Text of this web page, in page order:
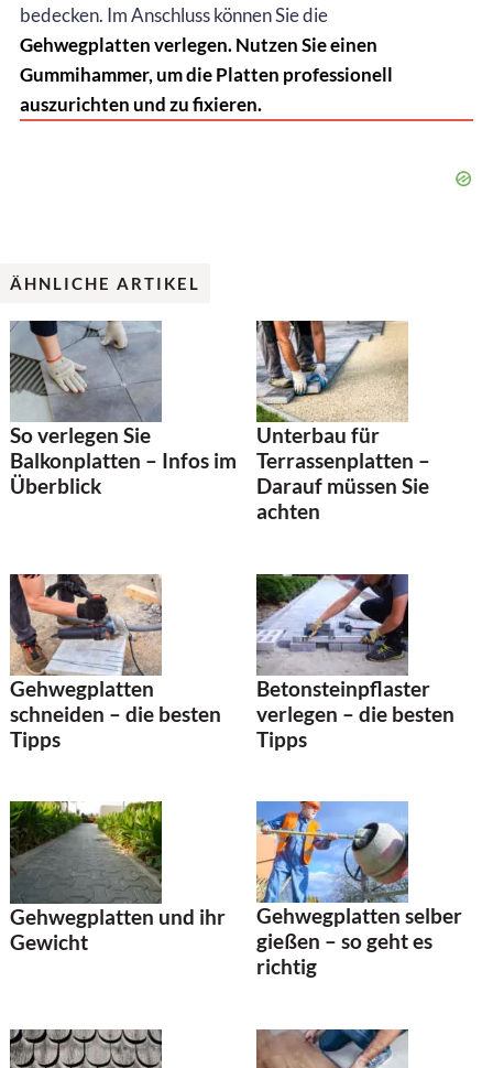
bedecken. Im Anschluss können Sie die
Gehwegplatten verlegen. Nutzen Sie einen
Gummihammer, um die Platten professionell
auszurichten und zu fixieren.
ÄHNLICHE ARTIKEL
So verlegen Sie
Balkonplatten – Infos im
Überblick
Unterbau für
Terrassenplatten –
Darauf müssen Sie
achten
Gehwegplatten
schneiden – die besten
Tipps
Betonsteinpflaster
verlegen – die besten
Tipps
Gehwegplatten und ihr
Gewicht
Gehwegplatten selber
gießen – so geht es
richtig